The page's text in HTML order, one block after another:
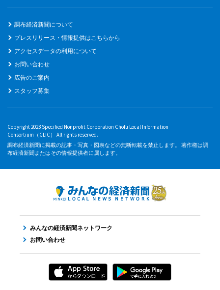
調布経済新聞について
プレスリリース・情報提供はこちらから
アクセスデータの利用について
お問い合わせ
広告のご案内
スタッフ募集
Copyright 2023 Specified Nonprofit Corporation Chofu Local Information
Consortium（CLIC） All rights reserved.
調布経済新聞に掲載の記事・写真・図表などの無断転載を禁止します。 著作権は調
布経済新聞またはその情報提供者に属します。
みんなの経済新聞ネットワーク
お問い合わせ